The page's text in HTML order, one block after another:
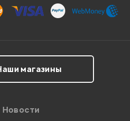
магазины
Новости